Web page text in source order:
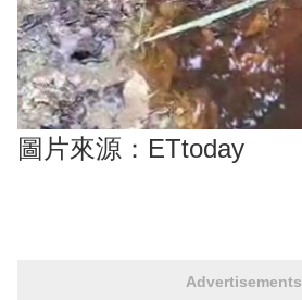
圖片來源：ETtoday
Advertisements